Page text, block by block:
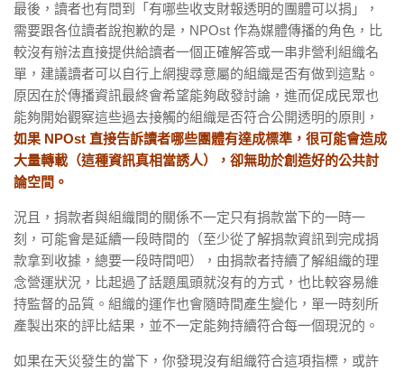
最後，讀者也有問到「有哪些收支財報透明的團體可以捐」，
需要跟各位讀者說抱歉的是，NPOst 作為媒體傳播的角色，比
較沒有辦法直接提供給讀者一個正確解答或一串非營利組織名
單，建議讀者可以自行上網搜尋意屬的組織是否有做到這點。
原因在於傳播資訊最終會希望能夠啟發討論，進而促成民眾也
能夠開始觀察這些過去接觸的組織是否符合公開透明的原則，
如果 NPOst 直接告訴讀者哪些團體有達成標準，很可能會造成
大量轉載（這種資訊真相當誘人），卻無助於創造好的公共討
論空間。
況且，捐款者與組織間的關係不一定只有捐款當下的一時一
刻，可能會是延續一段時間的（至少從了解捐款資訊到完成捐
款拿到收據，總要一段時間吧），由捐款者持續了解組織的理
念營運狀況，比起過了話題風頭就沒有的方式，也比較容易維
持監督的品質。組織的運作也會隨時間產生變化，單一時刻所
產製出來的評比結果，並不一定能夠持續符合每一個現況的。
如果在天災發生的當下，你發現沒有組織符合這項指標，或許